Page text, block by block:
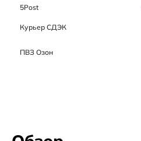
5Post
Курьер СДЭК
ПВЗ Озон